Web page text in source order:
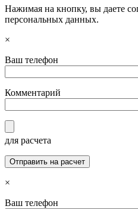
Нажимая на кнопку, вы даете
персональных данных.
×
Ваш телефон
Комментарий
для расчета
×
Ваш телефон